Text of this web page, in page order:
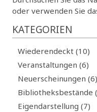
oder verwenden Sie
KATEGORIEN
Wiederendeckt (10)
Veranstaltungen (6)
Neuerscheinungen (6)
Bibliotheksbestände
Eigendarstellung (7)